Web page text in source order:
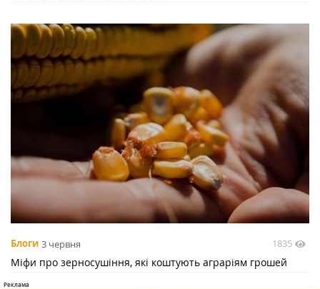
Блоги 3 червня 1835
Міфи про зерносушіння, які коштують аграріям грошей